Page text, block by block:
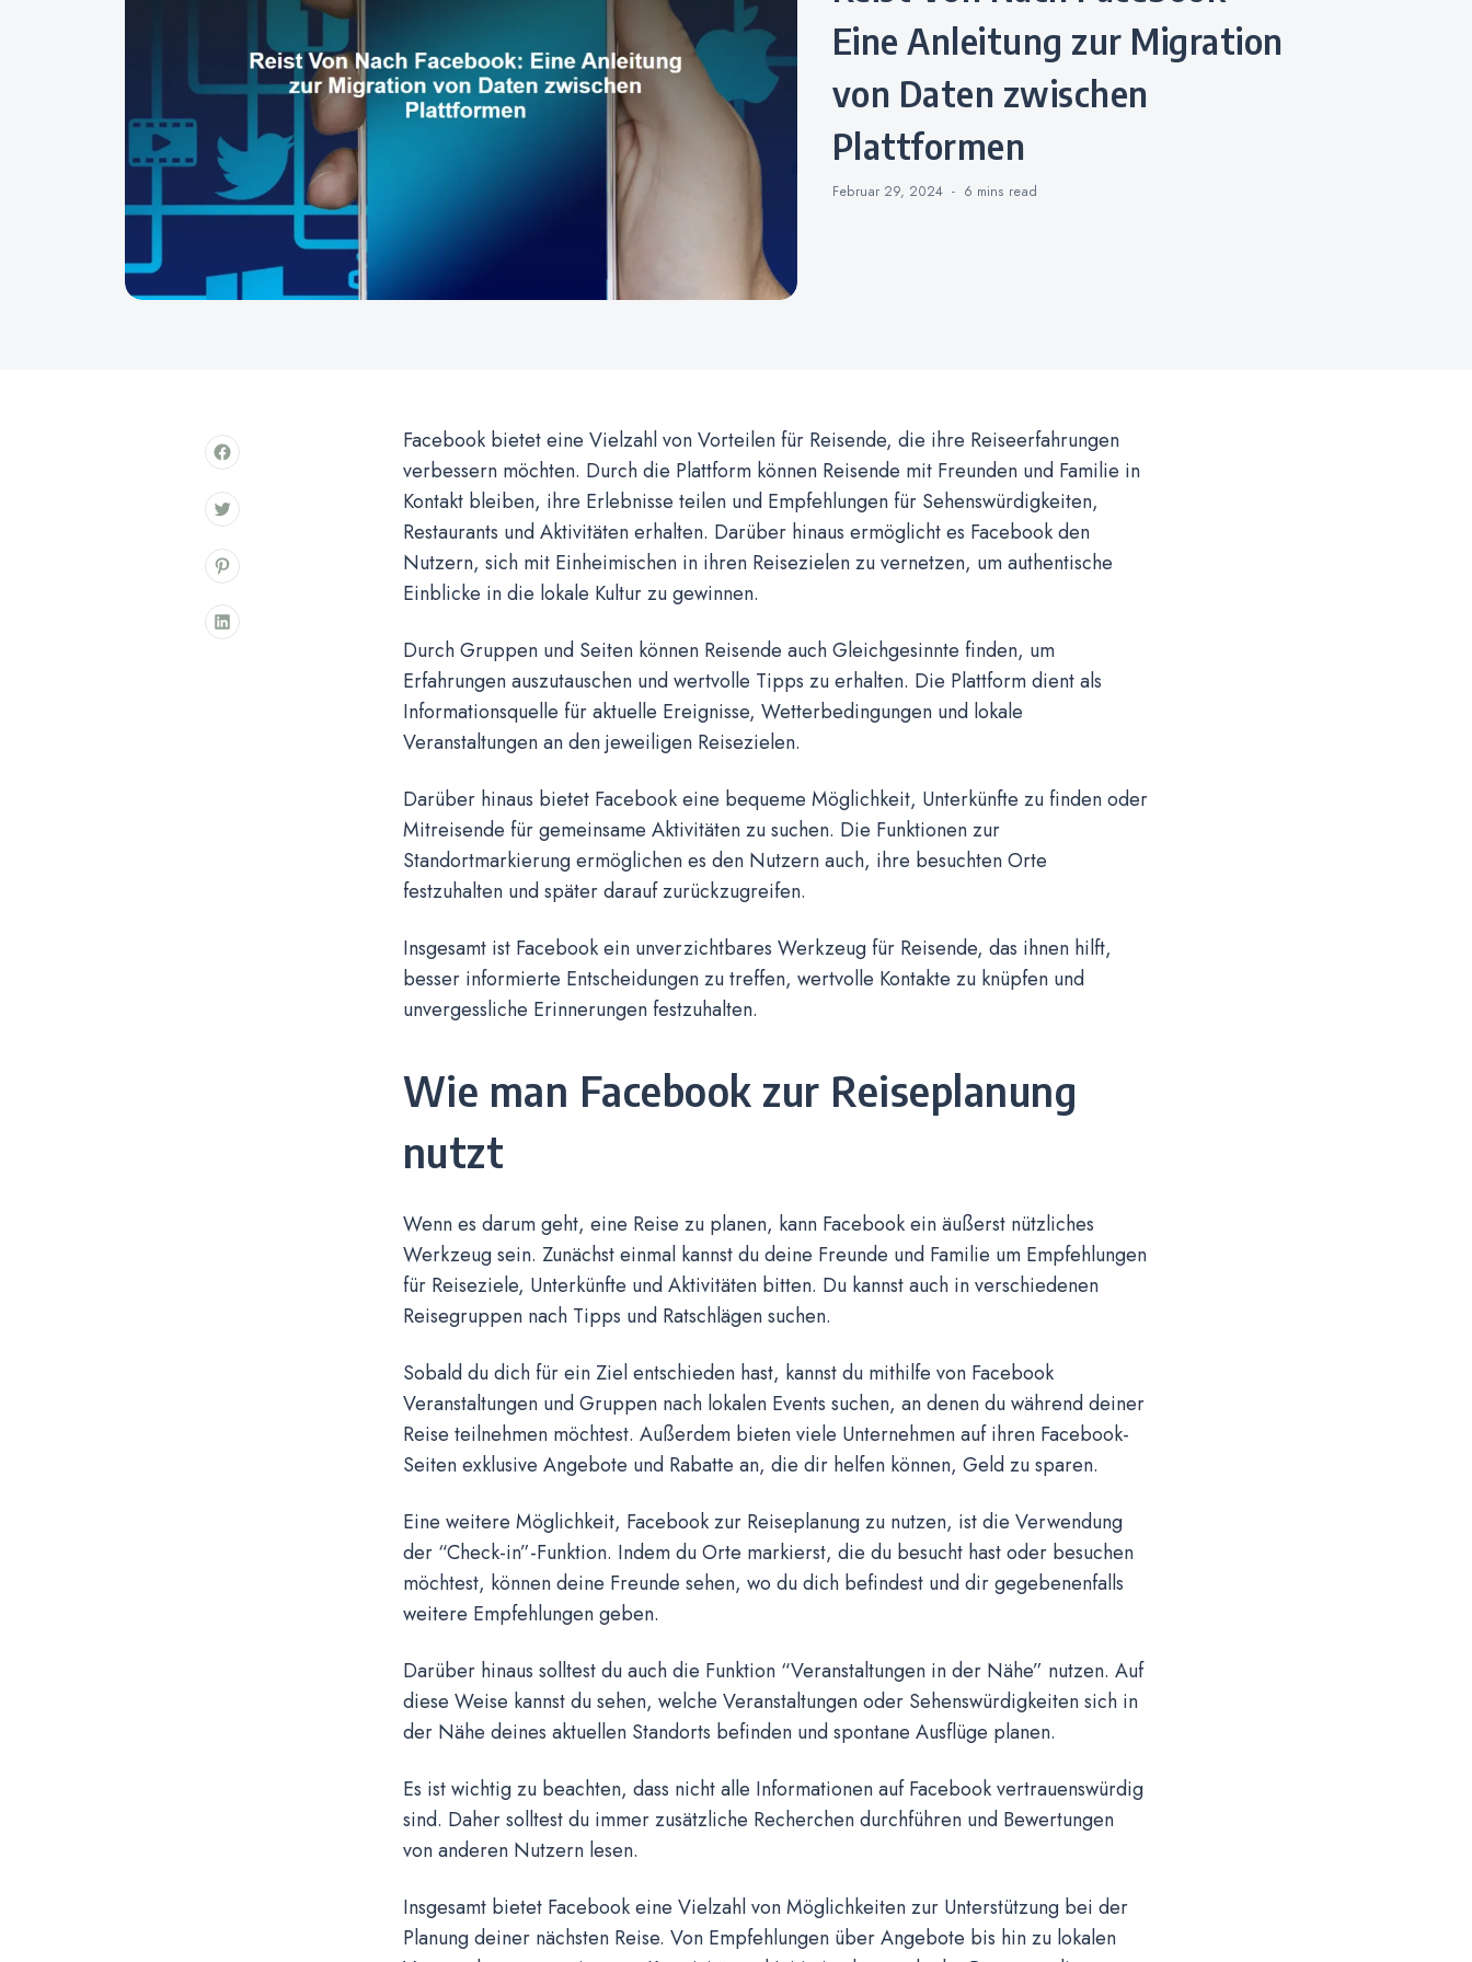
Eine Anleitung zur Migration
von Daten zwischen
Plattformen
Februar 29, 2024 6 mins read
Facebook bietet eine Vielzahl von Vorteilen für Reisende, die ihre Reiseerfahrungen
verbessern möchten. Durch die Plattform können Reisende mit Freunden und Familie in
Kontakt bleiben, ihre Erlebnisse teilen und Empfehlungen für Sehenswürdigkeiten,
Restaurants und Aktivitäten erhalten. Darüber hinaus ermöglicht es Facebook den
Nutzern, sich mit Einheimischen in ihren Reisezielen zu vernetzen, um authentische
Einblicke in die lokale Kultur zu gewinnen.
Durch Gruppen und Seiten können Reisende auch Gleichgesinnte finden, um
Erfahrungen auszutauschen und wertvolle Tipps zu erhalten. Die Plattform dient als
Informationsquelle für aktuelle Ereignisse, Wetterbedingungen und lokale
Veranstaltungen an den jeweiligen Reisezielen.
Darüber hinaus bietet Facebook eine bequeme Möglichkeit, Unterkünfte zu finden oder
Mitreisende für gemeinsame Aktivitäten zu suchen. Die Funktionen zur
Standortmarkierung ermöglichen es den Nutzern auch, ihre besuchten Orte
festzuhalten und später darauf zurückzugreifen.
Insgesamt ist Facebook ein unverzichtbares Werkzeug für Reisende, das ihnen hilft,
besser informierte Entscheidungen zu treffen, wertvolle Kontakte zu knüpfen und
unvergessliche Erinnerungen festzuhalten.
Wie man Facebook zur Reiseplanung
nutzt
Wenn es darum geht, eine Reise zu planen, kann Facebook ein äußerst nützliches
Werkzeug sein. Zunächst einmal kannst du deine Freunde und Familie um Empfehlungen
für Reiseziele, Unterkünfte und Aktivitäten bitten. Du kannst auch in verschiedenen
Reisegruppen nach Tipps und Ratschlägen suchen.
Sobald du dich für ein Ziel entschieden hast, kannst du mithilfe von Facebook
Veranstaltungen und Gruppen nach lokalen Events suchen, an denen du während deiner
Reise teilnehmen möchtest. Außerdem bieten viele Unternehmen auf ihren Facebook-
Seiten exklusive Angebote und Rabatte an, die dir helfen können, Geld zu sparen.
Eine weitere Möglichkeit, Facebook zur Reiseplanung zu nutzen, ist die Verwendung
der “Check-in”-Funktion. Indem du Orte markierst, die du besucht hast oder besuchen
möchtest, können deine Freunde sehen, wo du dich befindest und dir gegebenenfalls
weitere Empfehlungen geben.
Darüber hinaus solltest du auch die Funktion “Veranstaltungen in der Nähe” nutzen. Auf
diese Weise kannst du sehen, welche Veranstaltungen oder Sehenswürdigkeiten sich in
der Nähe deines aktuellen Standorts befinden und spontane Ausflüge planen.
Es ist wichtig zu beachten, dass nicht alle Informationen auf Facebook vertrauenswürdig
sind. Daher solltest du immer zusätzliche Recherchen durchführen und Bewertungen
von anderen Nutzern lesen.
Insgesamt bietet Facebook eine Vielzahl von Möglichkeiten zur Unterstützung bei der
Planung deiner nächsten Reise. Von Empfehlungen über Angebote bis hin zu lokalen